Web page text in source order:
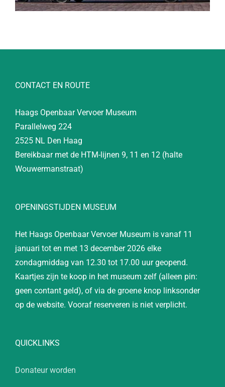
CONTACT EN ROUTE
Haags Openbaar Vervoer Museum
Parallelweg 224
2525 NL Den Haag
Bereikbaar met de HTM-lijnen 9, 11 en 12 (halte
Wouwermanstraat)
OPENINGSTIJDEN MUSEUM
Het Haags Openbaar Vervoer Museum is vanaf 11
januari tot en met 13 december 2026 elke
zondagmiddag van 12.30 tot 17.00 uur geopend.
Kaartjes zijn te koop in het museum zelf (alleen pin:
geen contant geld), of via de groene knop linksonder
op de website. Vooraf reserveren is niet verplicht.
QUICKLINKS
Donateur worden